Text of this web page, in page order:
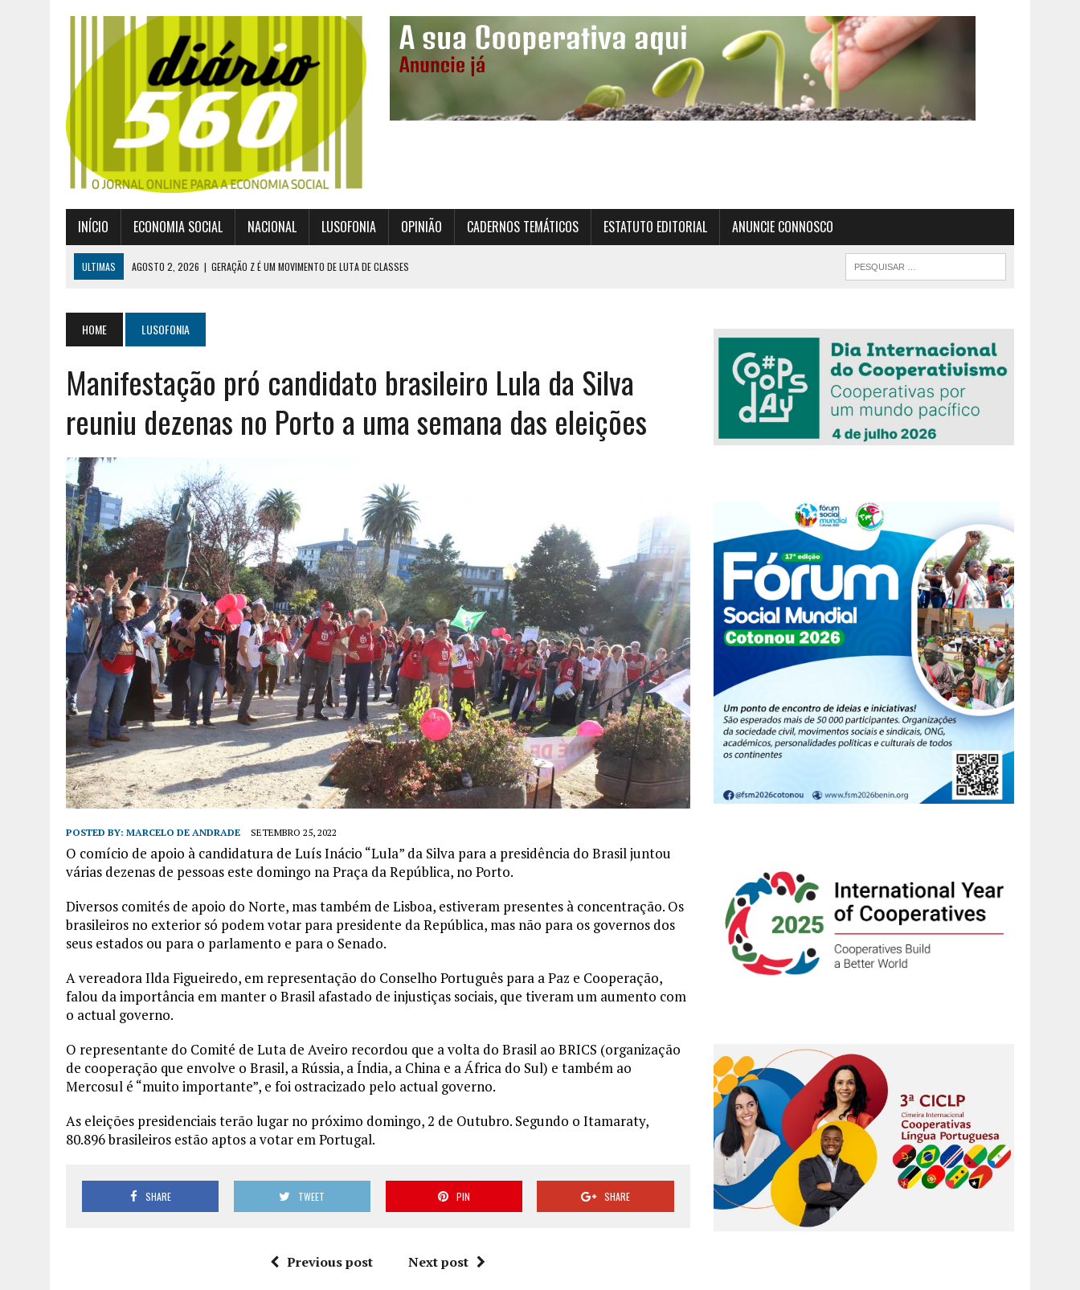
INÍCIO ECONOMIA SOCIAL NACIONAL LUSOFONIA OPINIÃO CADERNOS TEMÁTICOS ESTATUTO EDITORIAL ANUNCIE CONNOSCO
ULTIMAS AGOSTO 2, 2026 | GERAÇÃO Z É UM MOVIMENTO DE LUTA DE CLASSES
JULHO 26, 2026 | UM MARCO QUE REDEFINE O COOPERATIVISMO GLOBAL
AGOSTO 6, 2026
UM ENTRE MUITOS
HOME LUSOFONIA
Manifestação pró candidato brasileiro Lula da Silva
reuniu dezenas no Porto a uma semana das eleições
POSTED BY: MARCELO DE ANDRADE SETEMBRO 25, 2022
O comício de apoio à candidatura de Luís Inácio “Lula” da Silva para a presidência do Brasil juntou
várias dezenas de pessoas este domingo na Praça da República, no Porto.
Diversos comités de apoio do Norte, mas também de Lisboa, estiveram presentes à concentração. Os
brasileiros no exterior só podem votar para presidente da República, mas não para os governos dos
seus estados ou para o parlamento e para o Senado.
A vereadora Ilda Figueiredo, em representação do Conselho Português para a Paz e Cooperação,
falou da importância em manter o Brasil afastado de injustiças sociais, que tiveram um aumento com
o actual governo.
O representante do Comité de Luta de Aveiro recordou que a volta do Brasil ao BRICS (organização
de cooperação que envolve o Brasil, a Rússia, a Índia, a China e a África do Sul) e também ao
Mercosul é “muito importante”, e foi ostracizado pelo actual governo.
As eleições presidenciais terão lugar no próximo domingo, 2 de Outubro. Segundo o Itamaraty,
80.896 brasileiros estão aptos a votar em Portugal.
SHARE TWEET PIN SHARE
Previous post Next post